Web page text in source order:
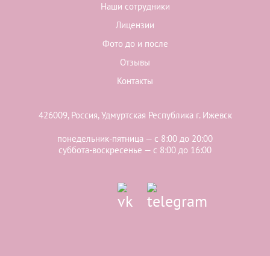
Наши сотрудники
Лицензии
Фото до и после
Отзывы
Контакты
426009, Россия, Удмуртская Республика г. Ижевск
понедельник-пятница — с 8:00 до 20:00
суббота-воскресенье — с 8:00 до 16:00